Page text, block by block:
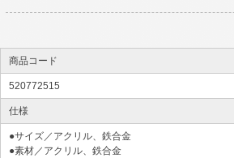
商品コード
520772515
仕様
●サイズ／アクリル、鉄合金
●素材／アクリル、鉄合金